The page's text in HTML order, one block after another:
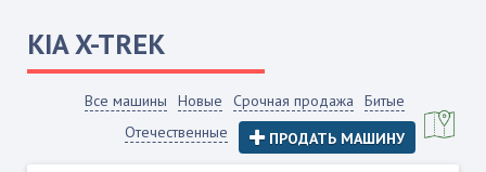
KIAX-TREK
Все машины Новые Срочная продажа
Битые
Отечественные
ПРОДАТЬ МАШИНУ